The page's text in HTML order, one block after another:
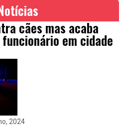
cães mas acaba
em cidade
2024